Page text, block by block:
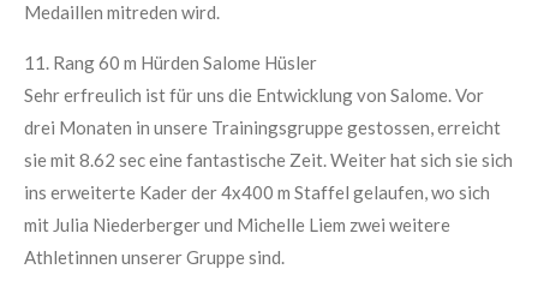
Medaillen mitreden wird.
11. Rang 60 m Hürden Salome Hüsler
Sehr erfreulich ist für uns die Entwicklung von Salome. Vor
drei Monaten in unsere Trainingsgruppe gestossen, erreicht
sie mit 8.62 sec eine fantastische Zeit. Weiter hat sich sie sich
ins erweiterte Kader der 4x400 m Staffel gelaufen, wo sich
mit Julia Niederberger und Michelle Liem zwei weitere
Athletinnen unserer Gruppe sind.